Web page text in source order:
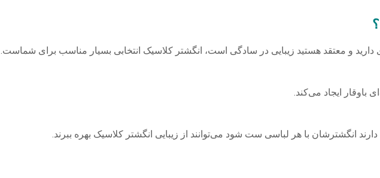
و معتقد هستید زیبایی در سادگی است، انگشتر کلاسیک انتخابی بسیار مناسب برای شماست.
ایجاد می‌کند.
انگشترشان با هر لباسی ست شود می‌توانند از زیبایی انگشتر کلاسیک بهره ببرند.